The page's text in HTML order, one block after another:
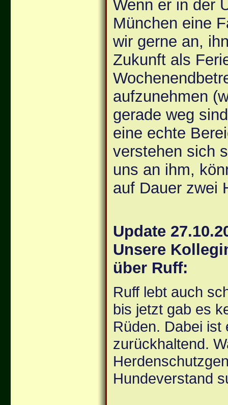
Wenn er in der
München eine
wir gerne an,
Zukunft als
aufzunehmen
gerade weg
eine echte
verstehen sich
uns an ihm,
auf Dauer zwei
Update
Unsere
über Ruff:
Ruff lebt auch
bis jetzt gab es
Rüden. Dabei ist
zurückhaltend.
Hundeverstand